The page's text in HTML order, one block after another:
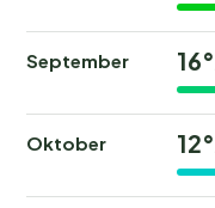
September 16°
Oktober 12°